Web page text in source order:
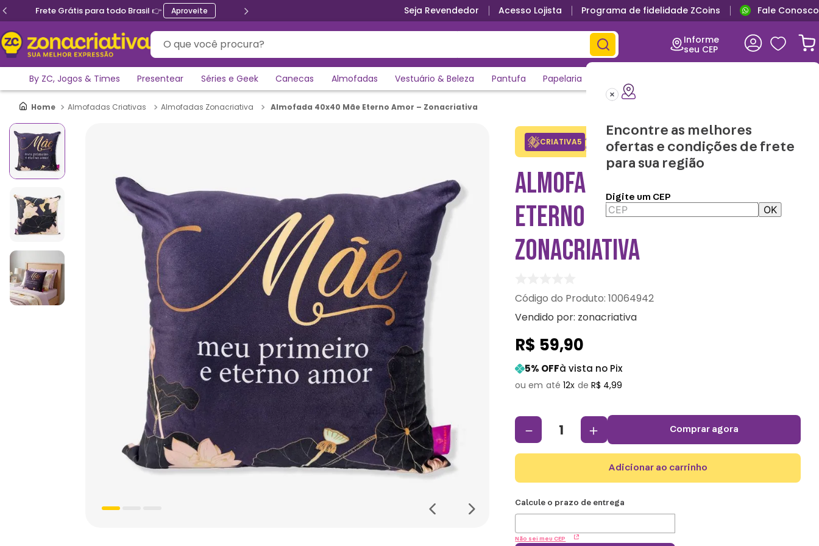
Frete Grátis para todo Brasil 👉 Aproveite Seja Revendedor Acesso Lojista Programa de fidelidade ZCoins Fale Conosco
O que você procura?
Informe
seu CEP
Encontre as melhores
ofertas e condições de frete
para sua região
Digite um CEP
OK
By ZC, Jogos & Times Presentear Séries e Geek Canecas Almofadas Vestuário & Beleza Pantufa Papelaria
Almofadas Criativas Almofadas Zonacriativa Almofada 40x40 Mãe Eterno Amor – Zonacriativa
CRIATIVA5 Adicione o cupom no carrinho e
ganhe desconto na 1a compra.
Copiar
ALMOFADA 40X40 MÃE
ETERNO AMOR –
ZONACRIATIVA
:10064942
Vendido por: zonacriativa
R$ 59,90
5% OFFà vista no Pix
12 R$ 4,99
＋
－ comprar agora
adicionar ao carrinho
Não sei meu CEP